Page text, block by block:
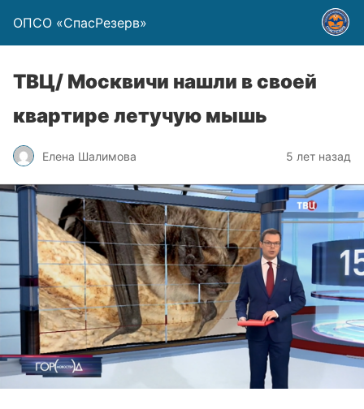
ОПСО «СпасРезерв»
ТВЦ/ Москвичи нашли в своей
квартире летучую мышь
Елена Шалимова 5 лет назад